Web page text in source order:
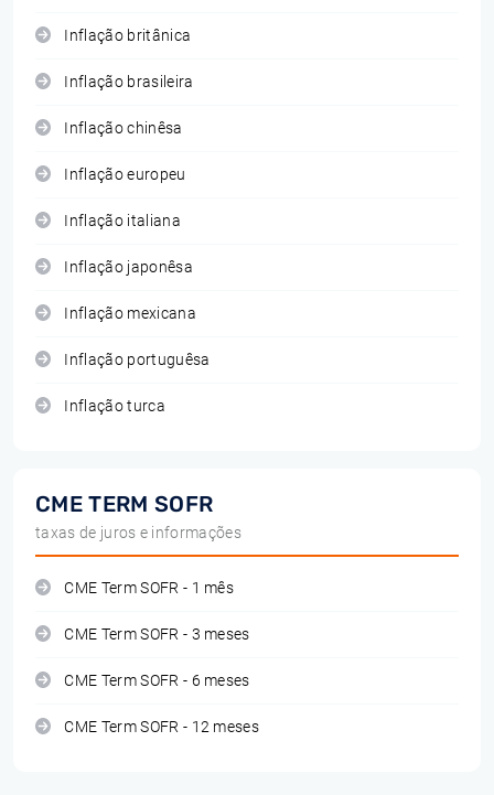
Inflação britânica
Inflação brasileira
Inflação chinêsa
Inflação europeu
Inflação italiana
Inflação japonêsa
Inflação mexicana
Inflação portuguêsa
Inflação turca
CME TERM SOFR
taxas de juros e informações
CME Term SOFR - 1 mês
CME Term SOFR - 3 meses
CME Term SOFR - 6 meses
CME Term SOFR - 12 meses